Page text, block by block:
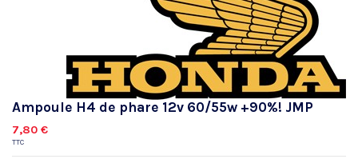
Ampoule H4 de phare 12v 60/55w +90%! JMP
7,80 €
TTC